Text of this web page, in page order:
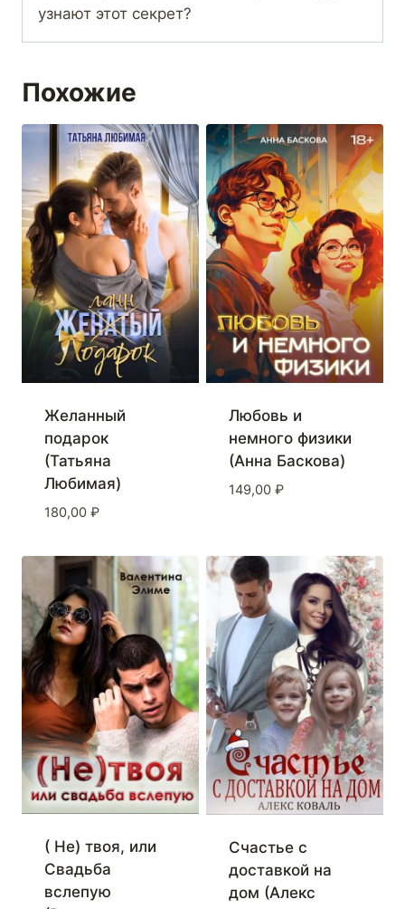
узнают этот секрет?
Похожие
Желанный
подарок
(Татьяна
Любимая)
180,00 ₽
Любовь и
немного физики
(Анна Баскова)
149,00 ₽
( Не) твоя, или
Свадьба
вслепую
Счастье с
доставкой на
дом (Алекс